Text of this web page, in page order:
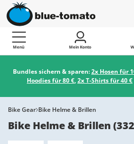
Menü Mein Konto
Bundles sichern & sparen:2x Hosen für
Hoodies für 80 €,2x T-Shirts für 40 €
Bike Gear Bike Helme & Brillen
Bike Helme & Brillen(332